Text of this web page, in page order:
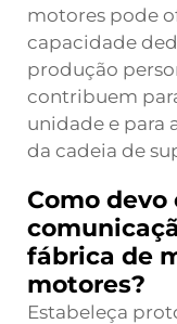
motores pode
capacidade
produção
contribuem
unidade e para
da cadeia de
Como
fábrica de
motores?
Estabeleça